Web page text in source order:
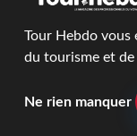
Tour Hebdo vous
du tourisme et
Ne rien manquer